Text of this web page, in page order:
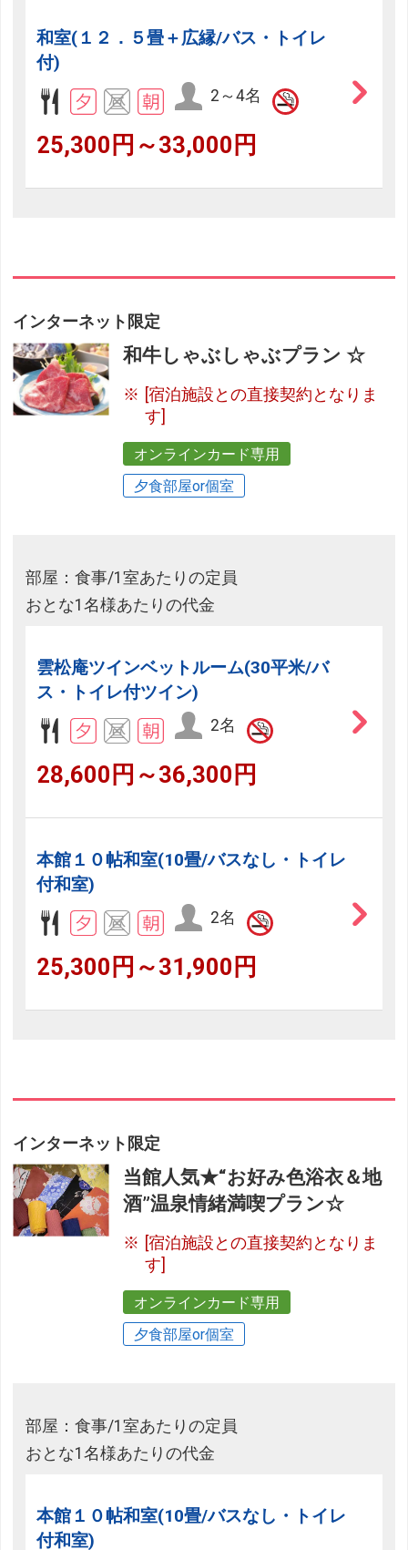
和室(１２．５畳＋広縁/バス・トイレ
付)
2～4名
25,300円～33,000円
インターネット限定
和牛しゃぶしゃぶプラン ☆
[宿泊施設との直接契約となりま
す]
オンラインカード専用
夕食部屋or個室
部屋：食事/1室あたりの定員
おとな1名様あたりの代金
雲松庵ツインベットルーム(30平米/バ
ス・トイレ付ツイン)
2名
28,600円～36,300円
本館１０帖和室(10畳/バスなし・トイレ
付和室)
2名
25,300円～31,900円
インターネット限定
当館人気★“お好み色浴衣＆地
酒”温泉情緒満喫プラン☆
[宿泊施設との直接契約となりま
す]
オンラインカード専用
夕食部屋or個室
部屋：食事/1室あたりの定員
おとな1名様あたりの代金
本館１０帖和室(10畳/バスなし・トイレ
付和室)